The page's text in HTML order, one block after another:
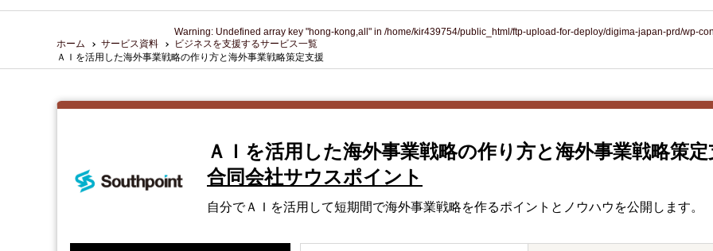
ホーム サービス資料
Warning: Undefined array key "hong-kong,all" in /home/kir439754/public_html/ftp-upload-for-deploy/digima-japan-prd/wp-
ビジネスを支援するサービス一覧
ＡＩを活用した海外事業戦略 の作り方と海外事業戦略策定支援
ＡＩを活用した海外事業戦略 の作り方と海外事業戦略策
合同会社サウスポイント
自分でＡＩを活用して短期間で海外事業戦略を作るポイントとノウハウを公開します。